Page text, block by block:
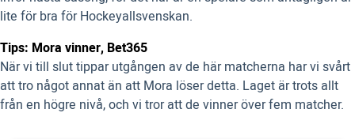
lite för bra för Hockeyallsvenskan.
Tips: Mora vinner, Bet365
När vi till slut tippar utgången av de här matcherna har vi svårt
att tro något annat än att Mora löser detta. Laget är trots allt
från en högre nivå, och vi tror att de vinner över fem matcher.